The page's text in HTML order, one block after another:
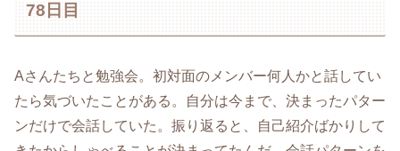
78日目
Aさんたちと勉強会。初対面のメンバー何人かと話してい
たら気づいたことがある。自分は今まで、決まったパター
ンだけで会話していた。振り返ると、自己紹介ばかりして